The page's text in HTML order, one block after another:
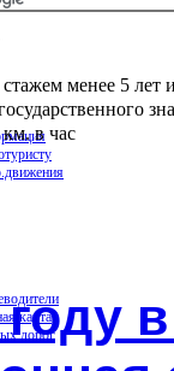
карта
дорог
менее 5 лет
км. в час